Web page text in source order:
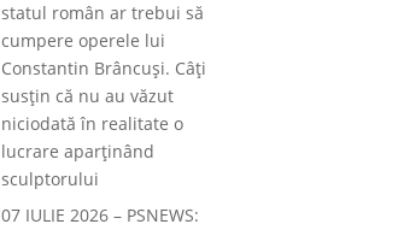
statul român ar trebui să
cumpere operele lui
Constantin Brâncuși. Câți
susțin că nu au văzut
niciodată în realitate o
lucrare aparținând
sculptorului
07 IULIE 2026 – PSNEWS: